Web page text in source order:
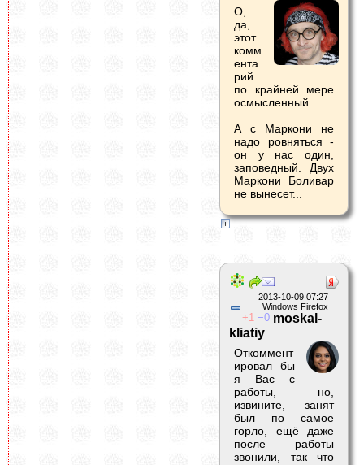
О,
да,
этот
комм
ента
рий
по крайней мере
осмысленный.
А с Маркони не
надо ровняться -
он у нас один,
заповедный. Двух
Маркони Боливар
не вынесет...
2013-10-09 07:27
Windows Firefox
1 0 moskal-
kliatiy
Откоммент
ировал бы
я Вас с
работы, но,
извините, занят
был по самое
горло, ещё даже
после работы
звонили, так что